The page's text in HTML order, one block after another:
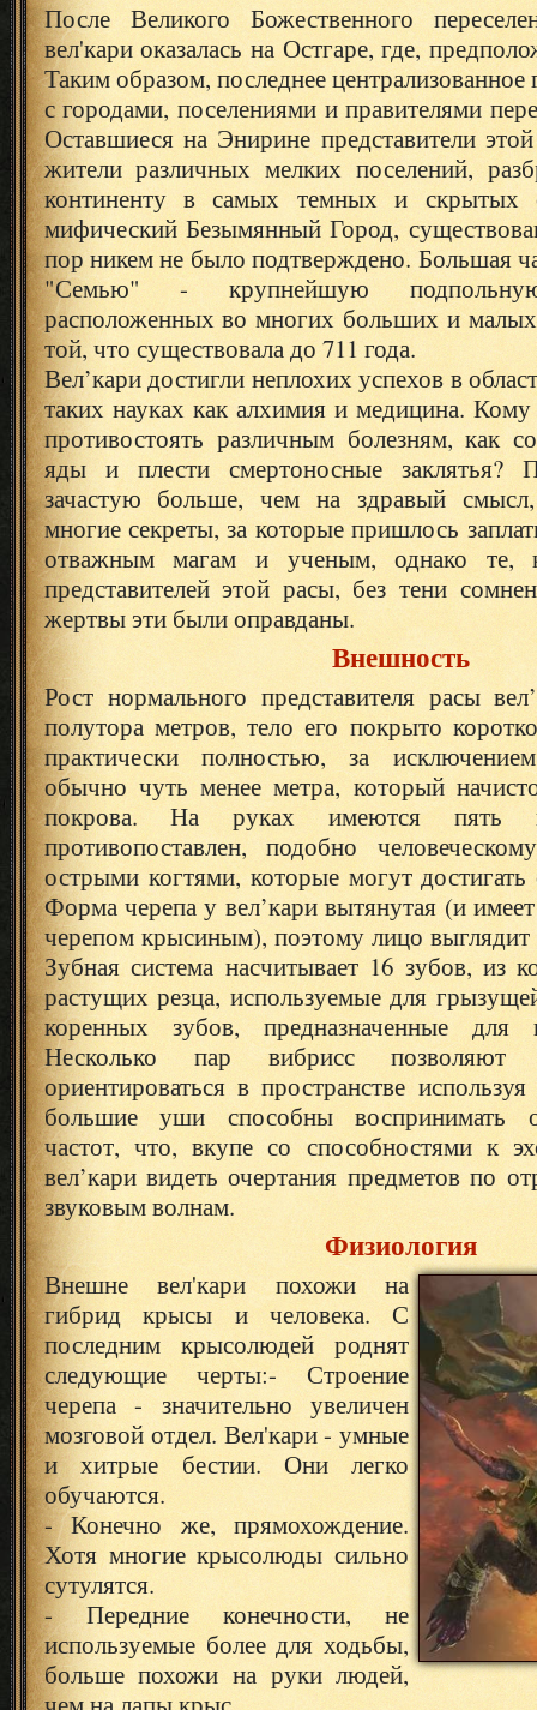
После Великого Божественного
вел'кари оказалась на Остгаре, где,
Таким образом, последнее централизованное
с городами, поселениями и правителями
Оставшиеся на Энирине представители
жители различных мелких поселений,
континенту в самых темных и скрытых
мифический Безымянный Город,
пор никем не было подтверждено. Большая
"Семью" - крупнейшую
расположенных во многих больших и
той, что существовала до 711 года.
Вел’кари достигли неплохих успехов в
таких науках как алхимия и медицина. Кому
противостоять различным болезням, как
яды и плести смертоносные заклятья?
зачастую больше, чем на здравый смысл,
многие секреты, за которые пришлось
отважным магам и ученым, однако
представителей этой расы, без тени
жертвы эти были оправданы.
Внешность
Рост нормального представителя расы
полутора метров, тело его покрыто
практически полностью, за
обычно чуть менее метра, который
покрова. На руках имеются пять
противопоставлен, подобно
острыми когтями, которые могут достигать
Форма черепа у вел’кари вытянутая (и
черепом крысиным), поэтому лицо выглядит
Зубная система насчитывает 16 зубов, из
растущих резца, используемые для
коренных зубов, предназначенные для
Несколько пар вибрисс позволяют
ориентироваться в пространстве
большие уши способны воспринимать
частот, что, вкупе со способностями к
вел’кари видеть очертания предметов по
звуковым волнам.
Физиология
Внешне вел'кари похожи на
гибрид крысы и человека. С
последним крысолюдей роднят
следующие черты:- Строение
черепа - значительно увеличен
мозговой отдел. Вел'кари - умные
и хитрые бестии. Они легко
обучаются.
- Конечно же, прямохождение.
Хотя многие крысолюды сильно
сутулятся.
- Передние конечности, не
используемые более для ходьбы,
больше похожи на руки людей,